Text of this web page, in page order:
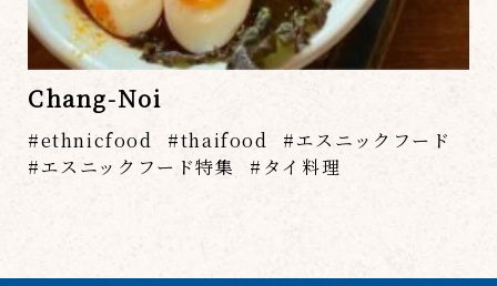
Chang-Noi
ethnicfood thaifood
エスニックフード
エスニックフード特集
タイ料理